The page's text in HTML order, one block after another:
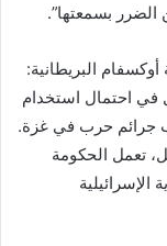
الضرر بسمعتها”.
البريطانية:
في احتمال استخدام
جرائم حرب في غزة.
طائرات إف-35 لإسرائيل، تعمل الحكومة
الإسرائيلية